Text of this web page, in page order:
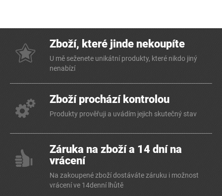
Zboží, které jinde nekoupíte
U mě seženete unikátní produkty, které nikdo jiný
nenabízí
Zboží prochází kontrolou
Produkty prověřuji a uvádím jejich skutečný stav
Záruka na zboží a 14 dní na
vrácení
Na zakoupené zboží dostáváte záruku i možnost
vrácení ve 14denní lhůtě